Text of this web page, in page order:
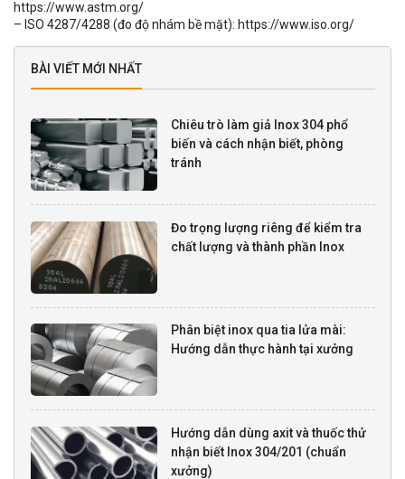
https://www.astm.org/
– ISO 4287/4288 (đo độ nhám bề mặt): https://www.iso.org/
BÀI VIẾT MỚI NHẤT
Chiêu trò làm giả Inox 304 phổ
biến và cách nhận biết, phòng
tránh
Đo trọng lượng riêng để kiểm tra
chất lượng và thành phần Inox
Phân biệt inox qua tia lửa mài:
Hướng dẫn thực hành tại xưởng
Hướng dẫn dùng axit và thuốc thử
nhận biết Inox 304/201 (chuẩn
xưởng)